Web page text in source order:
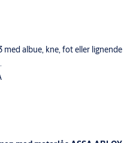
med albue, kne, fot eller lignende